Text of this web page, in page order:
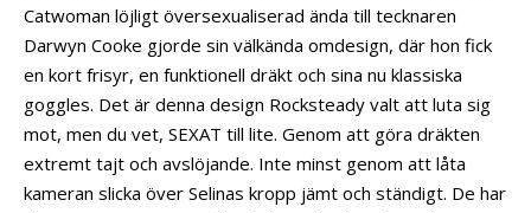
Catwoman löjligt översexualiserad ända till tecknaren
Darwyn Cooke gjorde sin välkända omdesign, där hon fick
en kort frisyr, en funktionell dräkt och sina nu klassiska
goggles. Det är denna design Rocksteady valt att luta sig
mot, men du vet, SEXAT till lite. Genom att göra dräkten
extremt tajt och avslöjande. Inte minst genom att låta
kameran slicka över Selinas kropp jämt och ständigt. De har